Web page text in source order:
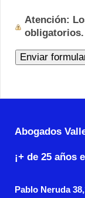
Atención :
obligatorios.
Abogados
¡+ de 25 años
Pablo Neruda